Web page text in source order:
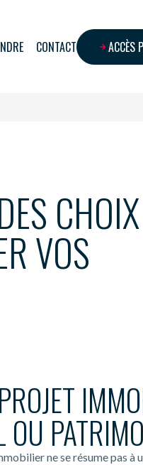
CONTACT ACCÈS
CHOIX
VOS
OU
ne se résume pas à